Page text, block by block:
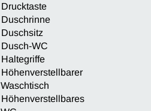
Drucktaste
Duschrinne
Duschsitz
Dusch-WC
Haltegriffe
Höhenverstellbarer
Waschtisch
Höhenverstellbares